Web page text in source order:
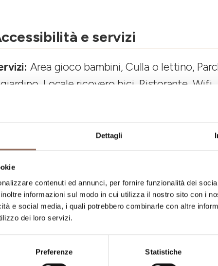
Dettagli
contenuti ed annunci, per fornire funzionalità dei
informazioni sul modo in cui utilizza il nostro sito con i
e social media, i quali potrebbero combinarle con altre
dei loro servizi.
Preferenze Statistiche
e servizi
Area gioco bambini, Culla o lettino,
Locale ricovero bici, Ristorante, Wifi
di bagni:
letti:12